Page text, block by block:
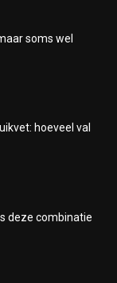
soms wel
hoeveel val
deze combinatie